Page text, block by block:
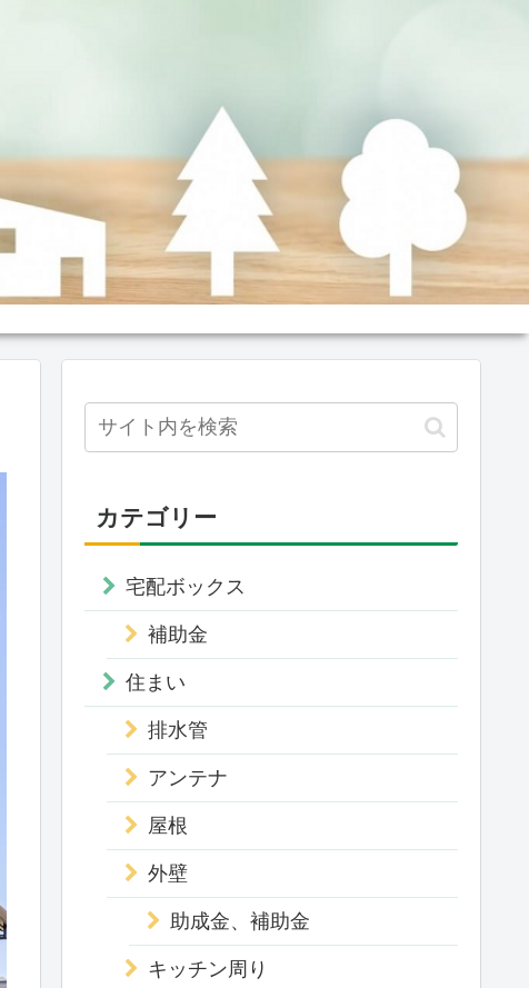
カテゴリー
宅配ボックス
補助金
住まい
排水管
アンテナ
屋根
外壁
助成金、補助金
キッチン周り